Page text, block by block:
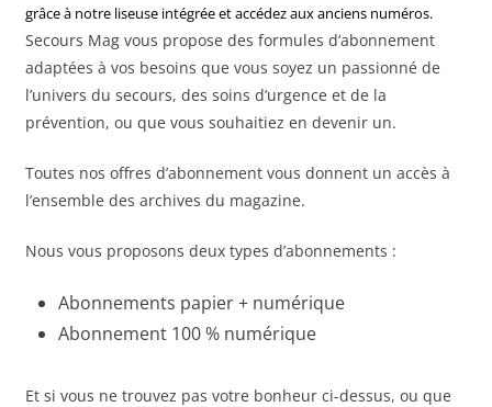
grâce à notre liseuse intégrée et accédez aux anciens numéros.
Secours Mag vous propose des formules d’abonnement
adaptées à vos besoins que vous soyez un passionné de
l’univers du secours, des soins d’urgence et de la
prévention, ou que vous souhaitiez en devenir un.
Toutes nos offres d’abonnement vous donnent un accès à
l’ensemble des archives du magazine.
Nous vous proposons deux types d’abonnements :
Abonnements papier + numérique
Abonnement 100 % numérique
Et si vous ne trouvez pas votre bonheur ci-dessus, ou que